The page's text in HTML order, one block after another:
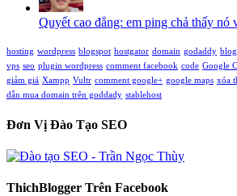
Quyết cao đẳng: em ping chả thấy nó
hosting wordpress blogspot hostgator domain godaddy
vps seo plugin wordpress comment facebook code Google
giảm giá Xampp Vultr comment google+ google maps xóa
dẫn mua domain trên goddady stablehost
Đơn Vị Đào Tạo SEO
ThichBlogger Trên Facebook